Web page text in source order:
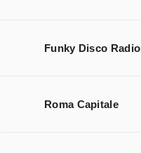
Funky Disco Radio
Roma Capitale